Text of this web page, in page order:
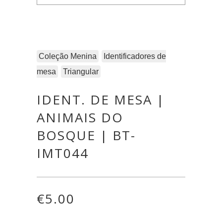
Coleção Menina
Identificadores de
mesa
Triangular
IDENT. DE MESA |
ANIMAIS DO
BOSQUE | BT-
IMT044
€5.00